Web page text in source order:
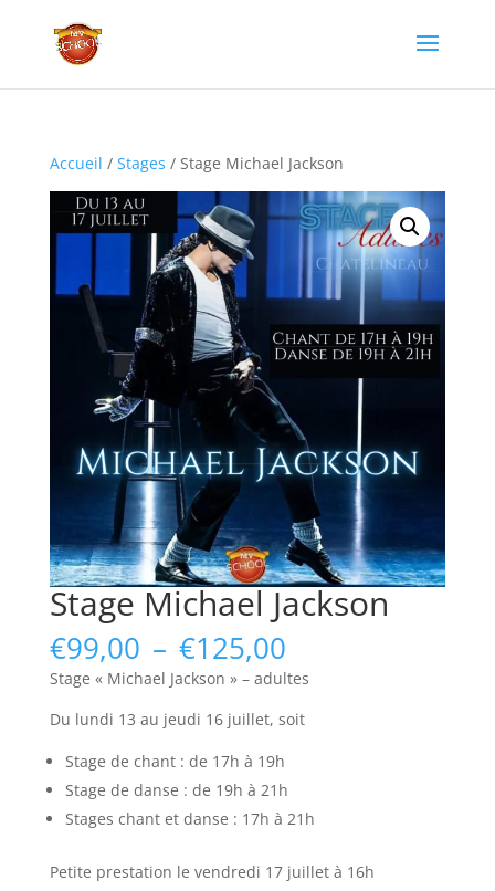
Accueil / Stages / Stage Michael Jackson
Stage Michael Jackson
€99,00 – €125,00Plage
de
prix :
€99,00
Stage « Michael Jackson » – adultes
Du lundi 13 au jeudi 16 juillet, soit
Stage de chant : de 17h à 19h
Stage de danse : de 19h à 21h
Stages chant et danse : 17h à 21h
Petite prestation le vendredi 17 juillet à 16h